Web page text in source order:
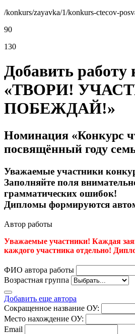
/konkurs/zayavka/1/konkurs-ctecov-
90
130
Добавить работу
«ТВОРИ!
ПОБЕЖДАЙ!»
Номинация «Конкурс
посвящённый году
Уважаемые участники
Заполняйте поля
грамматических ошибок!
Дипломы формируются
Автор работы
Уважаемые участники! Каждая
каждого участника отдельно!
ФИО автора работы
Возрастная группа
Добавить еще автора
Сокращенное название ОУ:
Место нахождение ОУ:
Email